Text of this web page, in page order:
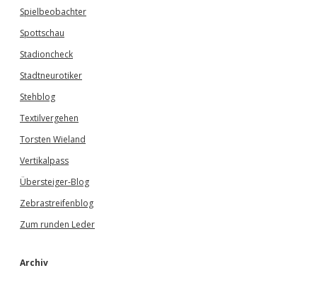
Spielbeobachter
Spottschau
Stadioncheck
Stadtneurotiker
Stehblog
Textilvergehen
Torsten Wieland
Vertikalpass
Übersteiger-Blog
Zebrastreifenblog
Zum runden Leder
Archiv